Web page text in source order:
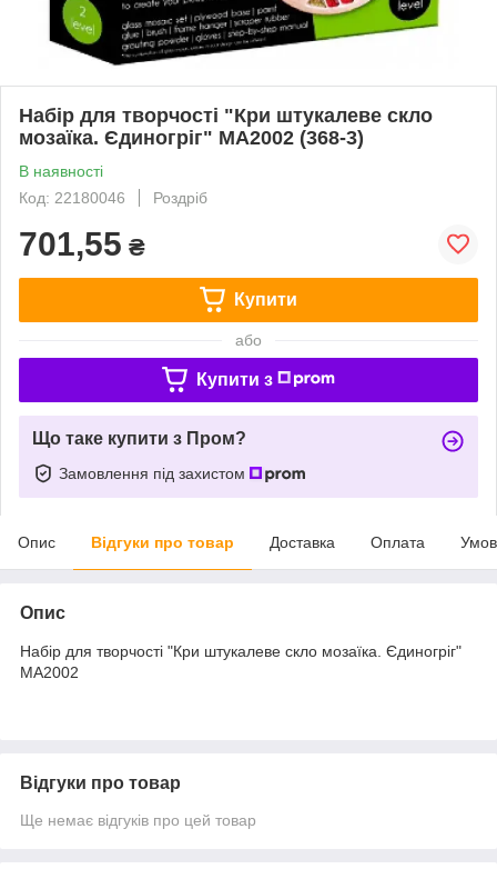
Набір для творчості "Кри штукалеве скло
мозаїка. Єдиногріг" MA2002 (368-3)
В наявності
Код: 22180046
Роздріб
701,55 ₴
Купити
або
Купити з
Що таке купити з Пром?
Замовлення під захистом
Опис Відгуки про товар Доставка Оплата
Опис
Набір для творчості "Кри штукалеве скло мозаїка. Єдиногріг"
MA2002
Відгуки про товар
Ще немає відгуків про цей товар